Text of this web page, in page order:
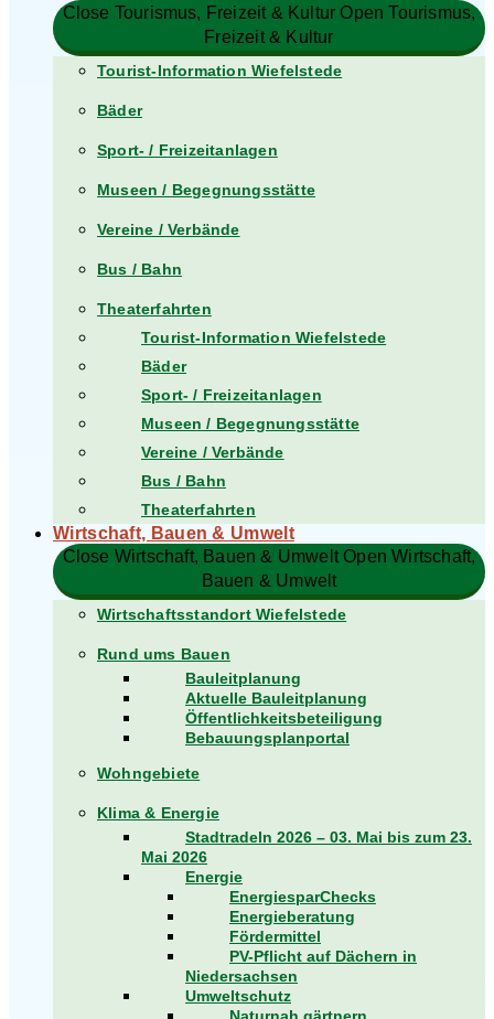
Close Tourismus, Freizeit & Kultur Open Tourismus,
Freizeit & Kultur
Tourist-Information Wiefelstede
Bäder
Sport- / Freizeitanlagen
Museen / Begegnungsstätte
Vereine / Verbände
Bus / Bahn
Theaterfahrten
Tourist-Information Wiefelstede
Bäder
Sport- / Freizeitanlagen
Museen / Begegnungsstätte
Vereine / Verbände
Bus / Bahn
Theaterfahrten
Wirtschaft, Bauen & Umwelt
Close Wirtschaft, Bauen & Umwelt Open Wirtschaft,
Bauen & Umwelt
Wirtschaftsstandort Wiefelstede
Rund ums Bauen
Bauleitplanung
Aktuelle Bauleitplanung
Öffentlichkeitsbeteiligung
Bebauungsplanportal
Wohngebiete
Klima & Energie
Stadtradeln 2026 – 03. Mai bis zum 23.
Mai 2026
Energie
EnergiesparChecks
Energieberatung
Fördermittel
PV-Pflicht auf Dächern in
Niedersachsen
Umweltschutz